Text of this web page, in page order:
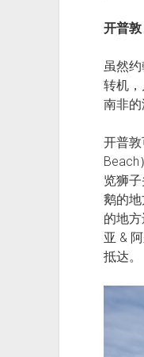
开普敦
虽然
转机
南非的
开普
览狮
鹅的
的地
亚 &
抵达。